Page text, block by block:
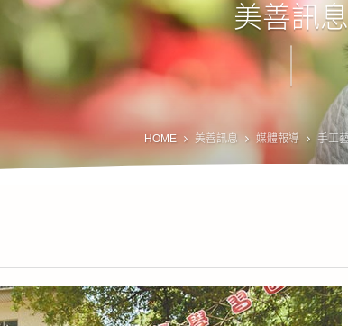
美善訊息
HOME 美善訊息 媒體報導 手工